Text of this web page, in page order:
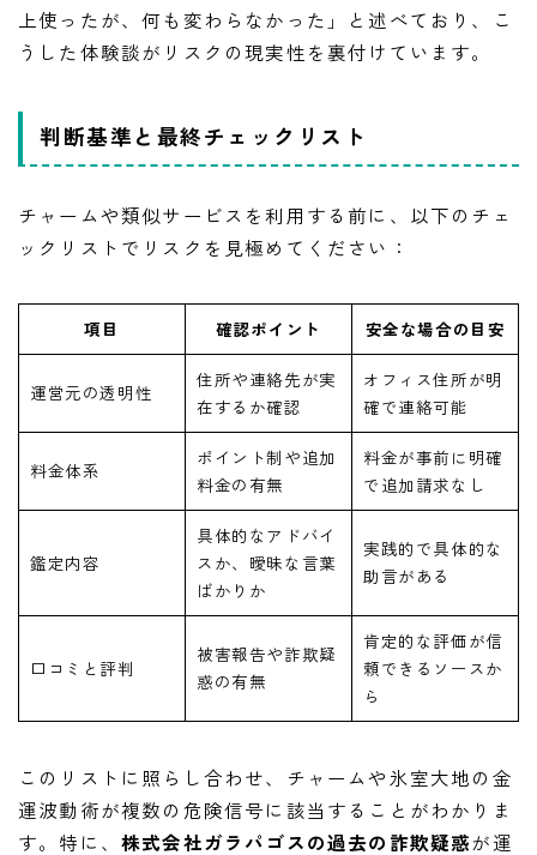
上使ったが、何も変わらなかった」と述べており、こ
うした体験談がリスクの現実性を裏付けています。
判断基準と最終チェックリスト
チャームや類似サービスを利用する前に、以下のチェ
ックリストでリスクを見極めてください：
項目 確認ポイント 安全な場合の目安
運営元の透明性
住所や連絡先が実
在するか確認
オフィス住所が明
確で連絡可能
料金体系
ポイント制や追加
料金の有無
料金が事前に明確
で追加請求なし
鑑定内容
具体的なアドバイ
スか、曖昧な言葉
ばかりか
実践的で具体的な
助言がある
口コミと評判
被害報告や詐欺疑
惑の有無
肯定的な評価が信
頼できるソースか
ら
このリストに照らし合わせ、チャームや氷室大地の金
運波動術が複数の危険信号に該当することがわかりま
す。特に、 株式会社ガラパゴスの過去の詐欺疑惑が運
LINE追加して副業の相談をする
副業の専門家みさきと友達になる